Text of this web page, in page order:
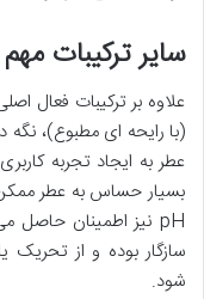
سایر ترکیبات مهم
علاوه بر ترکیبات فعال
عطر به ایجاد تجربه
بسیار حساس به عطر ممکن
سازگار بوده و از تحریک
شود.